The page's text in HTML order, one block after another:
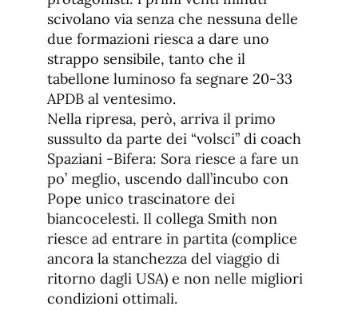
scivolano via senza che nessuna delle
due formazioni riesca a dare uno
strappo sensibile, tanto che il
tabellone luminoso fa segnare 20-33
APDB al ventesimo.
Nella ripresa, però, arriva il primo
sussulto da parte dei “volsci” di coach
Spaziani -Bifera: Sora riesce a fare un
po’ meglio, uscendo dall’incubo con
Pope unico trascinatore dei
biancocelesti. Il collega Smith non
riesce ad entrare in partita (complice
ancora la stanchezza del viaggio di
ritorno dagli USA) e non nelle migliori
condizioni ottimali.